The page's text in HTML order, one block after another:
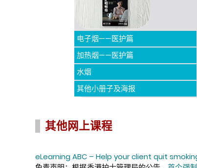
电子烟——医护篇
加热烟——医护篇
水烟
其他小册子及海报
其他网上课程
eLearning ABC – Help your client quit